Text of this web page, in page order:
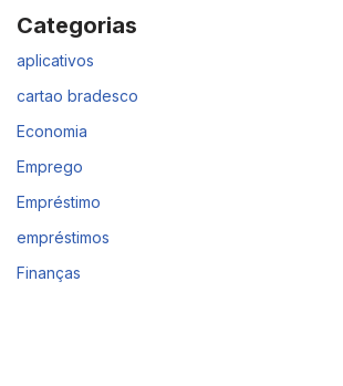
Categorias
aplicativos
cartao bradesco
Economia
Emprego
Empréstimo
empréstimos
Finanças